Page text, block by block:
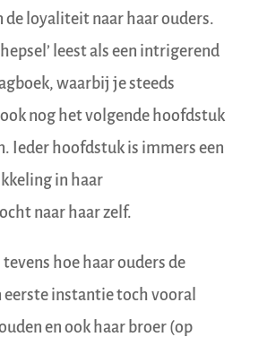
de loyaliteit naar haar ouders.
leest als een intrigerend
waarbij je steeds
nog het volgende hoofdstuk
Ieder hoofdstuk is immers een
in haar
naar haar zelf.
tevens hoe haar ouders de
instantie toch vooral
en ook haar broer (op